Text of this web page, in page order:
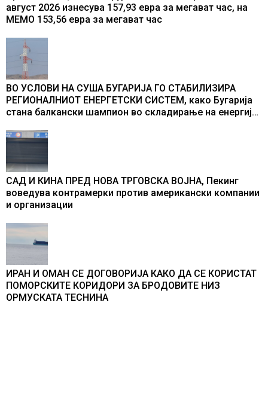
август 2026 изнесува 157,93 евра за мегават час, на
МЕМО 153,56 евра за мегават час
ВО УСЛОВИ НА СУША БУГАРИЈА ГО СТАБИЛИЗИРА
РЕГИОНАЛНИОТ ЕНЕРГЕТСКИ СИСТЕМ, како Бугарија
стана балкански шампион во складирање на енергија
САД И КИНА ПРЕД НОВА ТРГОВСКА ВОЈНА, Пекинг
воведува контрамерки против американски компании
и организации
ИРАН И ОМАН СЕ ДОГОВОРИЈА КАКО ДА СЕ КОРИСТАТ
ПОМОРСКИТЕ КОРИДОРИ ЗА БРОДОВИТЕ НИЗ
ОРМУСКАТА ТЕСНИНА